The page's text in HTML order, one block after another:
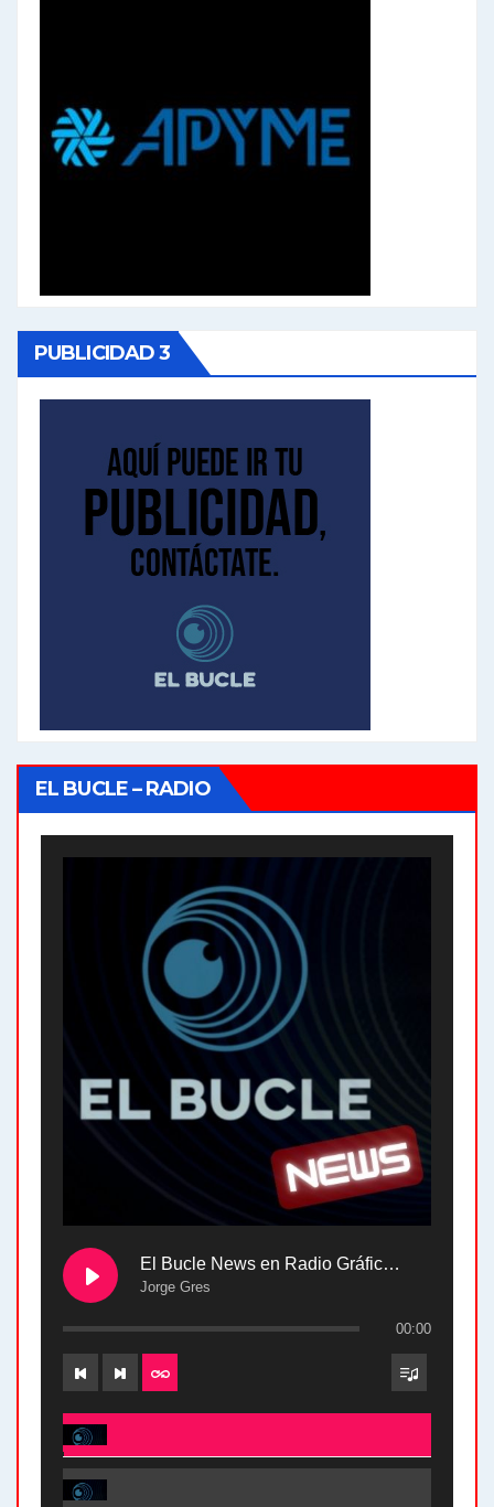
PUBLICIDAD 3
EL BUCLE – RADIO
El Bucle News en Radio Gráfica. Bloque 2 . 28.04.24
Jorge Gres
00:00
El Bucle News en Radio Gráfica. Bloque 2 . 28.04.24 - Jorge Gres